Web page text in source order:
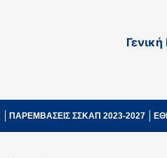
ΠΑΡΕΜΒΑΣΕΙΣ ΣΣΚΑΠ 2023-2027